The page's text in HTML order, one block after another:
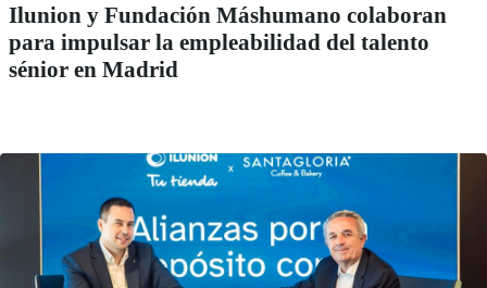
Ilunion y Fundación Máshumano colaboran
para impulsar la empleabilidad del talento
sénior en Madrid